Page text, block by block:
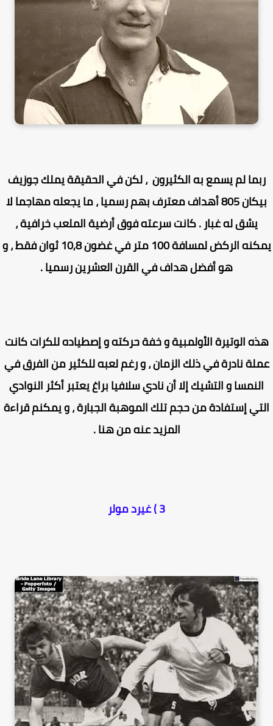
لم يسمع به الكثيرون ، لكن في الحقيقةيملك جوزيف
بيكان 805 أهداف معترف بهم رسميا ، ما يجعله مهاجما لا
يشق له غبار . كانت سرعته فوق أرضية الملعب خرافية ،
يمكنه الركض لمسافة 100 متر في غضون 10,8 ثوان فقط ، و
هو أفضل هداف في القرن العشرين رسميا .
الوتيرة الأولمبية و خفة حركته و إصطياده للكرات كانت
نادرة في ذلك الزمان ، و رغم لعبه للكثير من الفرق في
و التشيك إلا أن نادي سلافيا براغ يعتبر أكثر النوادي
إستفادة من حجم تلك الموهبة الجبارة ، و يمكنم قراءة
المزيد عنه من هنا .